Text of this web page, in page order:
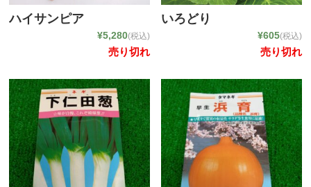
ハイサンピア
¥5,280(税込)
売り切れ
いろどり
¥605(税込)
売り切れ